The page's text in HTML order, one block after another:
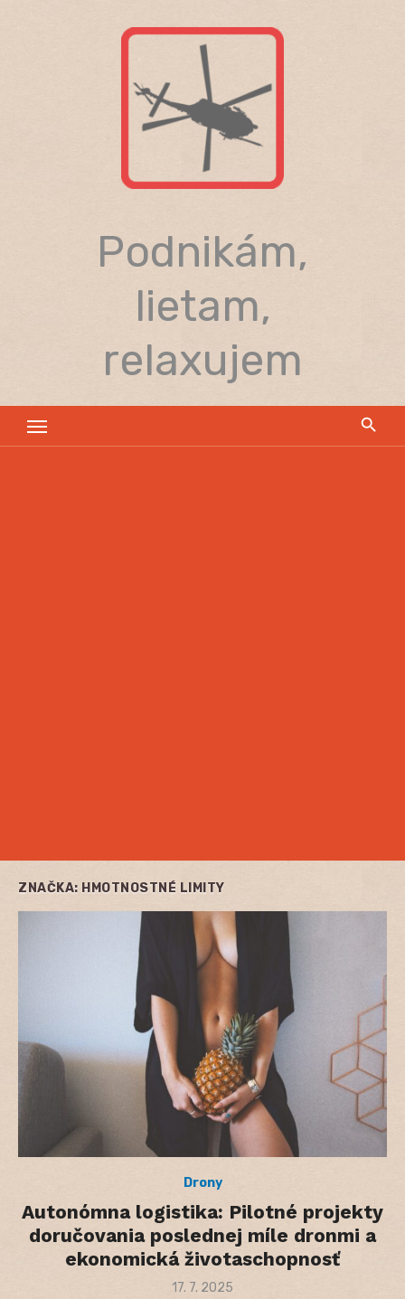
Podnikám,
lietam,
relaxujem
ZNAČKA: HMOTNOSTNÉ LIMITY
Drony
Autonómna logistika: Pilotné projekty
doručovania poslednej míle dronmi a
ekonomická životaschopnosť
Posted
17. 7. 2025